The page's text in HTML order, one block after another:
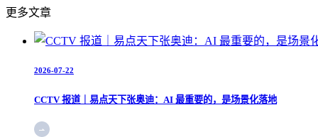
更多文章
2026-07-22
CCTV 报道｜易点天下张奥迪：AI 最重要的，是场景化落地